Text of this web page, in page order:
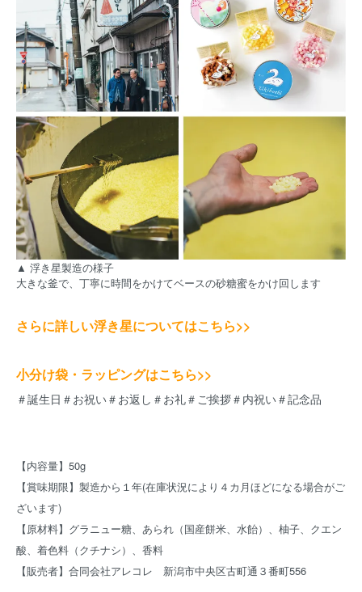
▲ 浮き星製造の様子
大きな釜で、丁寧に時間をかけてベースの砂糖蜜をかけ回します
さらに詳しい浮き星についてはこちら>>
小分け袋・ラッピングはこちら>>
＃誕生日＃お祝い＃お返し＃お礼＃ご挨拶＃内祝い＃記念品
【内容量】50g
【賞味期限】製造から１年(在庫状況により４カ月ほどになる場合がご
ざいます)
【原材料】グラニュー糖、あられ（国産餅米、水飴）、柚子、クエン
酸、着色料（クチナシ）、香料
【販売者】合同会社アレコレ 新潟市中央区古町通３番町556